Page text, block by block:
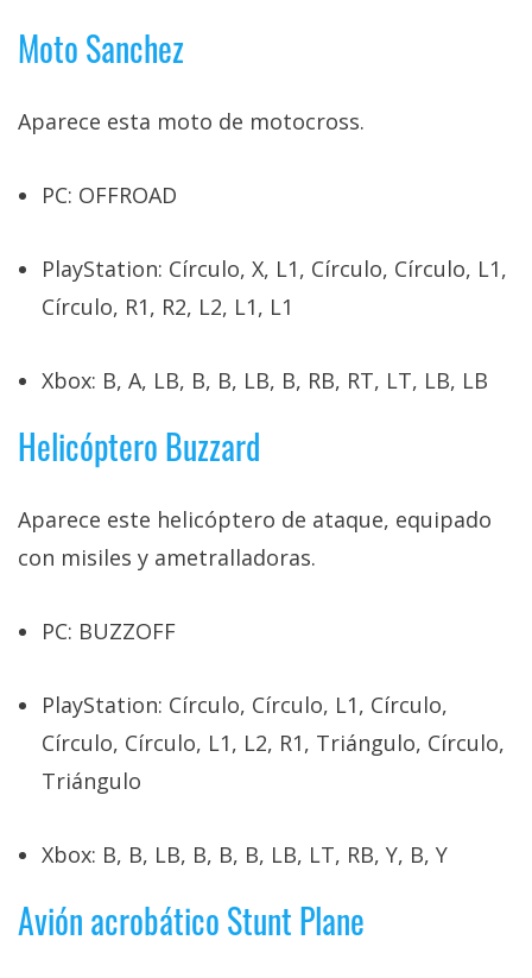
Moto Sanchez
Aparece esta moto de motocross.
PC: OFFROAD
PlayStation: Círculo, X, L1, Círculo, Círculo, L1,
Círculo, R1, R2, L2, L1, L1
Xbox: B, A, LB, B, B, LB, B, RB, RT, LT, LB, LB
Helicóptero Buzzard
Aparece este helicóptero de ataque, equipado
con misiles y ametralladoras.
PC: BUZZOFF
PlayStation: Círculo, Círculo, L1, Círculo,
Círculo, Círculo, L1, L2, R1, Triángulo, Círculo,
Triángulo
Xbox: B, B, LB, B, B, B, LB, LT, RB, Y, B, Y
Avión acrobático Stunt Plane